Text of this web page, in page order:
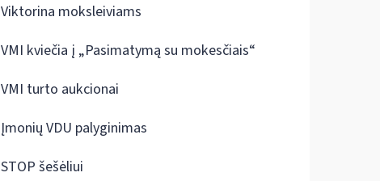
Viktorina moksleiviams
VMI kviečia į „Pasimatymą su mokesčiais“
VMI turto aukcionai
Įmonių VDU palyginimas
STOP šešėliui